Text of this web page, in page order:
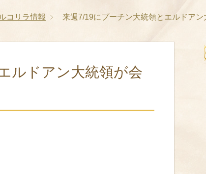
コリラ情報 来週7/19にプーチン大統領とエルドアン
ルドアン大統領が会